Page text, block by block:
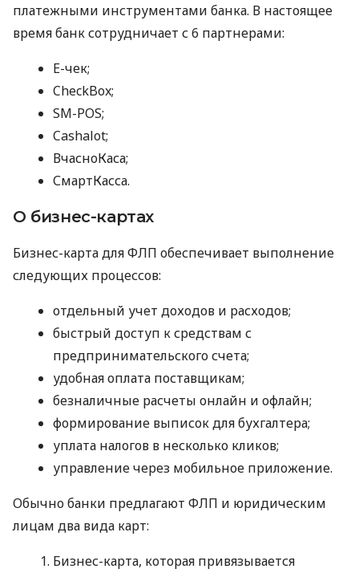
платежными инструментами банка. В настоящее
время банк сотрудничает с 6 партнерами:
E-чек;
CheckBox;
SM-POS;
Cashalot;
ВчасноКаса;
СмартКасса.
О бизнес-картах
Бизнес-карта для ФЛП обеспечивает выполнение
следующих процессов:
отдельный учет доходов и расходов;
быстрый доступ к средствам с
предпринимательского счета;
удобная оплата поставщикам;
безналичные расчеты онлайн и офлайн;
формирование выписок для бухгалтера;
уплата налогов в несколько кликов;
управление через мобильное приложение.
Обычно банки предлагают ФЛП и юридическим
лицам два вида карт:
Бизнес-карта, которая привязывается